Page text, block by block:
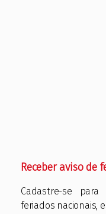
Receber aviso de
Cadastre-se
feriados nacionais,